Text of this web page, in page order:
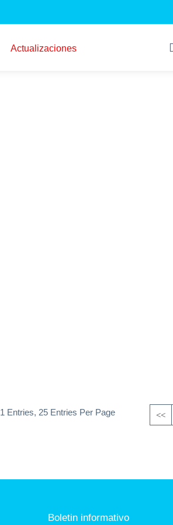
Actualizaciones
1 Entries, 25 Entries Per Page <<
Boletin informativo